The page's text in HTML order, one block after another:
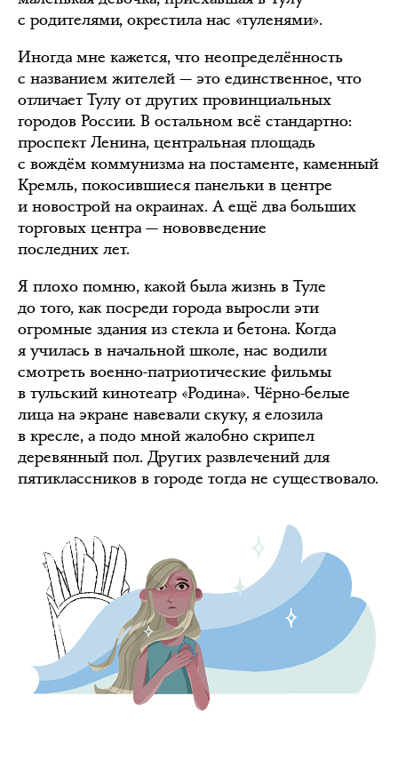
с родителями, окрестила нас «туленями».
Иногда мне кажется, что неопределённость
с названием жителей — это единственное, что
отличает Тулу от других провинциальных
городов России. В остальном всё стандартно:
проспект Ленина, центральная площадь
с вождём коммунизма на постаменте, каменный
Кремль, покосившиеся панельки в центре
и новострой на окраинах. А ещё два больших
торговых центра — нововведение
последних лет.
Я плохо помню, какой была жизнь в Туле
до того, как посреди города выросли эти
огромные здания из стекла и бетона. Когда
я училась в начальной школе, нас водили
смотреть военно-патриотические фильмы
в тульский кинотеатр «Родина». Чёрно-белые
лица на экране навевали скуку, я елозила
в кресле, а подо мной жалобно скрипел
деревянный пол. Других развлечений для
пятиклассников в городе тогда не существовало.